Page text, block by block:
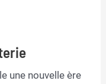
une nouvelle ère